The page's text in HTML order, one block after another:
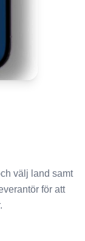
välj land samt
för att